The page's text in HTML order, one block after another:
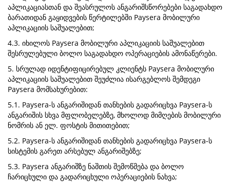
აპლიკაციასთან და შეასრულოს ანგარიშსწორებები საგადახდო
ბარათიდან გაყიდვების წერტილებში Paysera მობილური
აპლიკაციის საშუალებით;
4.3. იხილოს Paysera მობილური აპლიკაციის საშუალებით
შესრულებული ბოლო საგადახდო ოპერაციების ამონაწერები.
5. სრულად იდენტიფიცირებულ კლიენტს Paysera მობილური
აპლიკაციის საშუალებით შეუძლია ისარგებლოს შემდეგი
Paysera მომსახურებით:
5.1. Paysera-ს ანგარიშიდან თანხების გადარიცხვა Paysera-ს
ანგარიშის სხვა მფლობელებზე, მხოლოდ მიმღების მობილური
ნომრის ან ელ. ფოსტის მითითებით;
5.2. Paysera-ს ანგარიშიდან თანხების გადარიცხვა Paysera-ს
სისტემის გარეთ არსებულ ანგარიშებზე;
5.3. Paysera ანგარიშზე ნაშთის შემოწმება და ბოლო
ჩარიცხული და გადარიცხული ოპერაციების ნახვა;